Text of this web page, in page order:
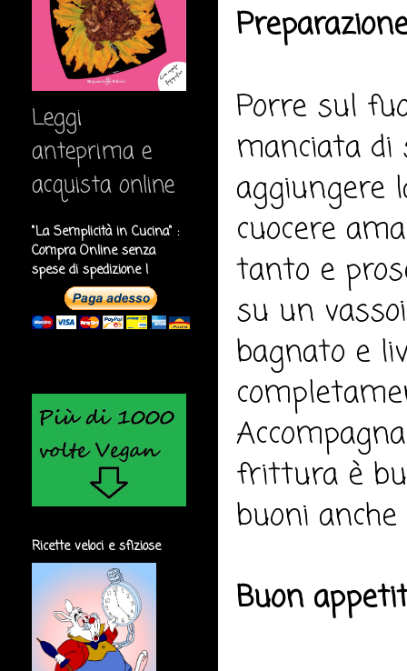
Porre sul
manciata di
aggiungere
cuocere
tanto e
su un
bagnato e
frittura è
buoni
Buon
Leggi
anteprima e
acquista online
"La Semplicità in Cucina" :
Compra Online senza
spese di spedizione !
Ricette veloci e sfiziose